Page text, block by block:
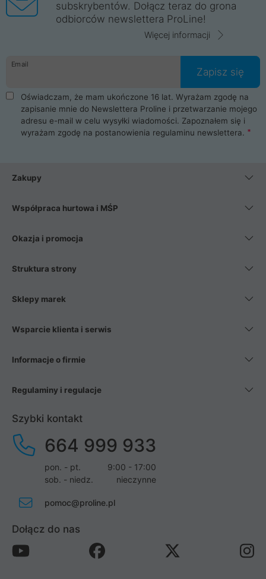
legalnie i płacimy podatki w naszym kraju! Posiadamy siedzibę
główną w Mirkowie oraz salony na terenie kraju. Cała
komunikacja ze sklepem komputerowym ProLine jest
danych osobowych. Dlatego zakup notebooka albo laptopa w
ProLine to czysta przyjemność i pełne bezpieczeństwo.
Zaopatrzysz się u nas w akcesoria i części komputerowe
takie jak procesory, karty graficzne, płyty główne, pamięci,
dyski SSD, M.2 oraz HDD. Nasi pracownicy pomogą Ci wybrać
najlepszy zasilacz komputerowy oraz obudowę do komputera.
Poza komputerami mamy również najlepsze na rynku
Smartfony takich producentów jak Xiaomi, Apple, Samsung i
wentylatory. Na koniec mając już to wszystko, możesz
subskrybentów. Dołącz teraz do grona
odbiorców newslettera ProLine!
Więcej informacji
Email
Zapisz się
Oświadczam, że mam ukończone 16 lat. Wyrażam zgodę na
zapisanie mnie do Newslettera Proline i przetwarzanie mojego
adresu e-mail w celu wysyłki wiadomości. Zapoznałem się i
wyrażam zgodę na postanowienia regulaminu newslettera.
Zakupy
Współpraca hurtowa i MŚP
Okazja i promocja
Struktura strony
Sklepy marek
Wsparcie klienta i serwis
Informacje o firmie
Regulaminy i regulacje
Szybki kontakt
664 999 933
pon. - pt.
9:00 - 17:00
sob. - niedz.
nieczynne
pomoc@proline.pl
Dołącz do nas